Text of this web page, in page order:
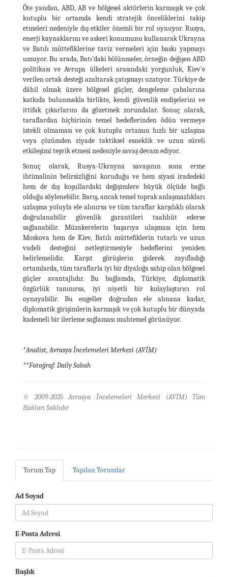
Öte yandan, ABD, AB ve bölgesel aktörlerin karmaşık ve çok
kutuplu bir ortamda kendi stratejik önceliklerini takip
etmeleri nedeniyle dış etkiler önemli bir rol oynuyor. Rusya,
enerji kaynaklarını ve askeri konumunu kullanarak Ukrayna
ve Batılı müttefiklerine taviz vermeleri için baskı yapmayı
umuyor. Bu arada, Batı'daki bölünmeler, örneğin değişen ABD
politikası ve Avrupa ülkeleri arasındaki yorgunluk, Kiev'e
verilen ortak desteği azaltarak çatışmayı uzatıyor. Türkiye de
dâhil olmak üzere bölgesel güçler, dengeleme çabalarına
katkıda bulunmakla birlikte, kendi güvenlik endişelerini ve
ittifak çıkarlarını da gözetmek zorundalar. Sonuç olarak,
taraflardan hiçbirinin temel hedeflerinden ödün vermeye
istekli olmaması ve çok kutuplu ortamın hızlı bir uzlaşma
veya çözümden ziyade taktiksel esneklik ve uzun süreli
etkileşimi teşvik etmesi nedeniyle savaş devam ediyor.
Sonuç olarak, Rusya-Ukrayna savaşının sona erme
ihtimalinin belirsizliğini koruduğu ve hem siyasi iradedeki
hem de dış koşullardaki değişimlere büyük ölçüde bağlı
olduğu söylenebilir. Barış, ancak temel toprak anlaşmazlıkları
uzlaşma yoluyla ele alınırsa ve tüm taraflar karşılıklı olarak
doğrulanabilir güvenlik garantileri taahhüt ederse
sağlanabilir. Müzakerelerin başarıya ulaşması için hem
Moskova hem de Kiev, Batılı müttefiklerin tutarlı ve uzun
vadeli desteğini netleştirmesiyle hedeflerini yeniden
belirlemelidir. Karşıt görüşlerin giderek zayıfladığı
ortamlarda, tüm taraflarla iyi bir diyaloğa sahip olan bölgesel
güçler avantajlıdır. Bu bağlamda, Türkiye, diplomatik
özgürlük tanınırsa, iyi niyetli bir kolaylaştırıcı rol
oynayabilir. Bu engeller doğrudan ele alınana kadar,
diplomatik girişimlerin karmaşık ve çok kutuplu bir dünyada
kademeli bir ilerleme sağlaması muhtemel görünüyor.
*Analist, Avrasya İncelemeleri Merkezi (AVİM)
**Fotoğraf: Daily Sabah
© 2009-2025 Avrasya İncelemeleri Merkezi (AVİM) Tüm
Hakları Saklıdır
Yorum Yap Yapılan Yorumlar
Ad Soyad
E-Posta Adresi
Başlık